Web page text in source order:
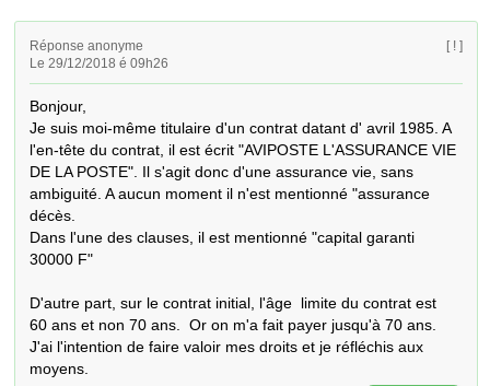
Réponse anonyme
Le 29/12/2018 é 09h26
[ ! ]
Bonjour,
Je suis moi-même titulaire d'un contrat datant d' avril 1985. A
l'en-tête du contrat, il est écrit "AVIPOSTE L'ASSURANCE VIE
DE LA POSTE". Il s'agit donc d'une assurance vie, sans
ambiguité. A aucun moment il n'est mentionné "assurance
décès.
Dans l'une des clauses, il est mentionné "capital garanti
30000 F"
D'autre part, sur le contrat initial, l'âge  limite du contrat est
60 ans et non 70 ans.  Or on m'a fait payer jusqu'à 70 ans.
J'ai l'intention de faire valoir mes droits et je réfléchis aux
moyens.